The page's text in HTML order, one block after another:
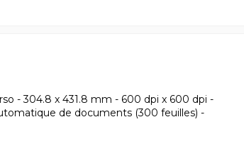
- 304.8 x 431.8 mm - 600 dpi x 600 dpi -
de documents (300 feuilles) -